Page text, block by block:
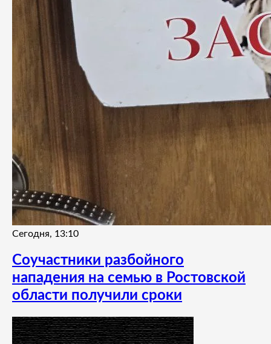
Сегодня, 13:10
Соучастники разбойного
нападения на семью в Ростовской
области получили сроки